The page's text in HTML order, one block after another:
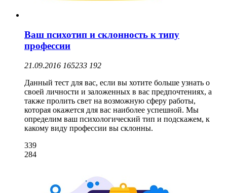
Ваш психотип и склонность к типу
профессии
21.09.2016 165233 192
Данный тест для вас, если вы хотите больше узнать о
своей личности и заложенных в вас предпочтениях, а
также пролить свет на возможную сферу работы,
которая окажется для вас наиболее успешной. Мы
определим ваш психологический тип и подскажем, к
какому виду профессии вы склонны.
339
284